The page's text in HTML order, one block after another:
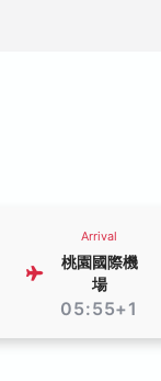
Arrival
桃園國際機
場
05:55+1